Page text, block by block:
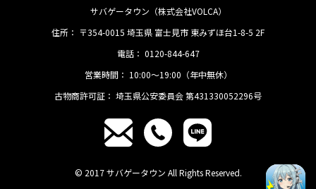
サバゲータウン（株式会社VOLCA）
住所： 〒354-0015 埼玉県 富士見市 東みずほ台1-8-5 2F
電話： 0120-844-647
営業時間： 10:00〜19:00（年中無休）
古物商許可証： 埼玉県公安委員会 第431330052296号
© 2017 サバゲータウン All Rights Reserved.